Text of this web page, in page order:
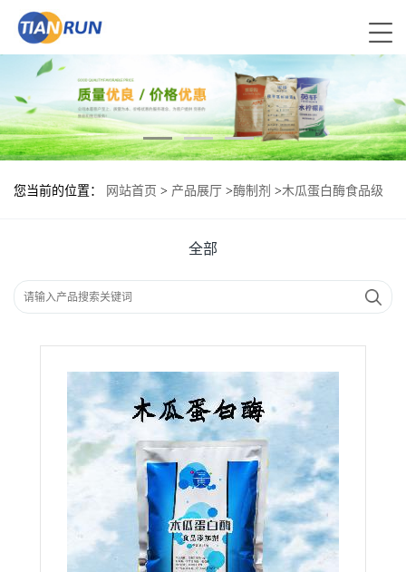
您当前的位置： 网站首页 > 产品展厅 >酶制剂 >木瓜蛋白酶食品级
全部